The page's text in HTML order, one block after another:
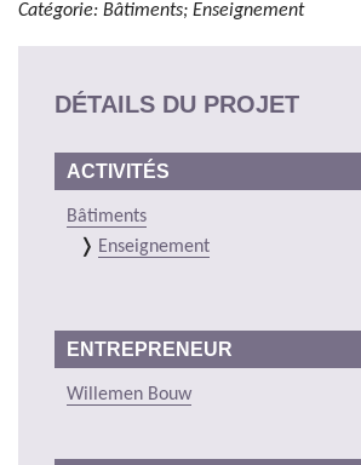
Catégorie: Bâtiments; Enseignement
DÉTAILS DU PROJET
ACTIVITÉS
Bâtiments
Enseignement
ENTREPRENEUR
Willemen Bouw